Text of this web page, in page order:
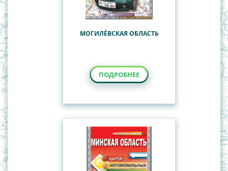
МОГИЛЁВСКАЯ ОБЛАСТЬ
ПОДРОБНЕЕ